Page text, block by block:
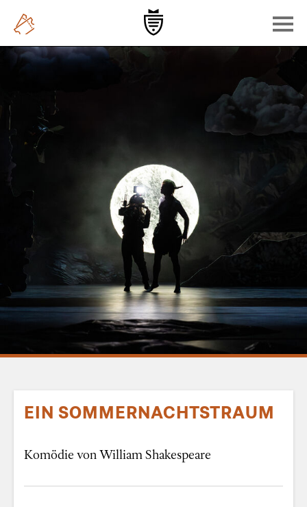
EIN SOMMERNACHTSTRAUM
Komödie von William Shakespeare